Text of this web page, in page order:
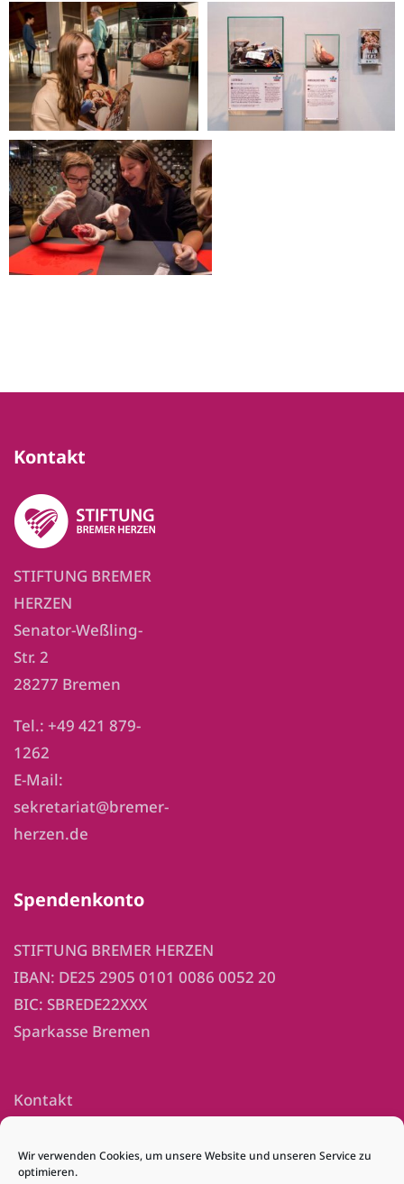
Wir verwenden Cookies, um unsere Website und unseren Service zu
optimieren.
Kontakt
STIFTUNG BREMER
HERZEN
Senator-Weßling-
Str. 2
28277 Bremen
Tel.: +49 421 879-
1262
E-Mail:
sekretariat@bremer-
herzen.de
Spendenkonto
STIFTUNG BREMER HERZEN
IBAN: DE25 2905 0101 0086 0052 20
BIC: SBREDE22XXX
Sparkasse Bremen
Kontakt